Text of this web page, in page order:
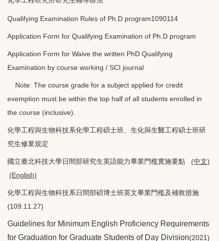
Qualifying Examination Rules of Ph.D program1090114
Application Form for Qualifying Examination of Ph.D program
Application Form for Waive the written PhD Qualifying
Examination by course working / SCI journal
Note: The course grade for a subject applied for credit
exemption must be within the top half of all students enrolled in
the course (inclusive).
化學工程與生物科技系化學工程碩士班、生化與生醫工程碩士班研
究生修業規定
國立臺北科技大學日間部研究生英語能力畢業門檻實施要點 (中文)
(English)
化學工程與生物科技系日間部碩博士班英文畢業門檻及補救措施
(109.11.27)
Guidelines for Minimum English Proficiency Requirements
for Graduation for Graduate Students of Day Division(2021)